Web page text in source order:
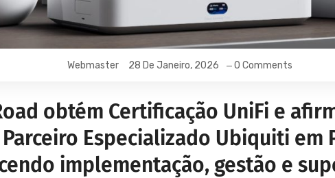
Webmaster 28 De Janeiro, 2026 0 Comments
obtém Certificação UniFi e
Especializado Ubiquiti em
implementação, gestão e